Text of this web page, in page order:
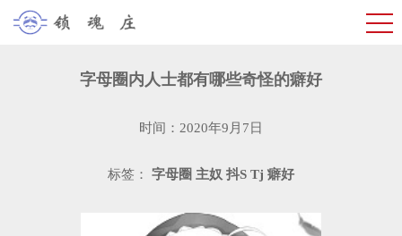
字母圈内人士都有哪些奇怪的癖好
时间：2020年9月7日
标签： 字母圈 主奴 抖S Tj 癖好